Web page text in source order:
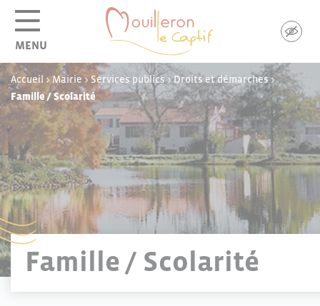
MENU
Accueil >Mairie> Services publics>Droits et démarches>
Famille / Scolarité
Famille / Scolarité
Panneau de gestion des cookies